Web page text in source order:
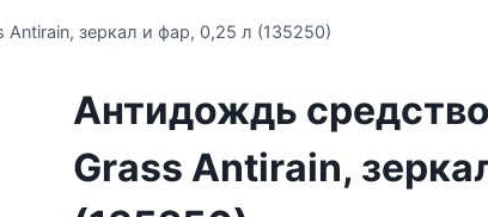
зеркал и фар, 0,25 л (135250)
Антидождь
Grass Antirain,